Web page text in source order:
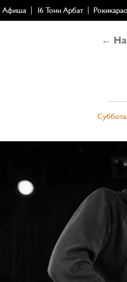
Афиша 16 Тонн Арбат
←